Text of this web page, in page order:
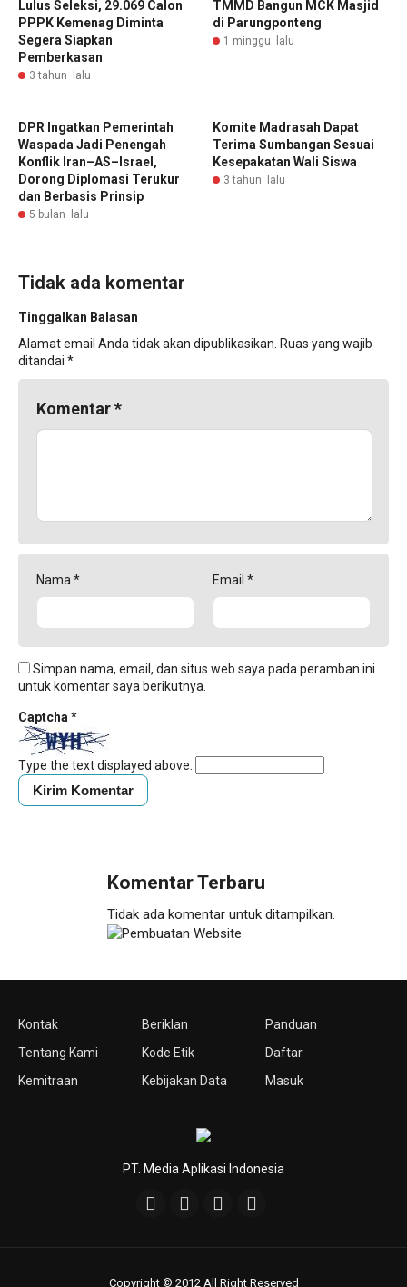
Lulus Seleksi, 29.069 Calon
PPPK Kemenag Diminta
Segera Siapkan
Pemberkasan
3 tahun lalu
TMMD Bangun MCK Masjid
di Parungponteng
1 minggu lalu
DPR Ingatkan Pemerintah
Waspada Jadi Penengah
Konflik Iran–AS–Israel,
Dorong Diplomasi Terukur
dan Berbasis Prinsip
5 bulan lalu
Komite Madrasah Dapat
Terima Sumbangan Sesuai
Kesepakatan Wali Siswa
3 tahun lalu
Tidak ada komentar
Tinggalkan Balasan
Alamat email Anda tidak akan dipublikasikan. Ruas yang wajib
ditandai *
Komentar*
Nama * Email *
Simpan nama, email, dan situs web saya pada peramban ini
untuk komentar saya berikutnya.
Captcha *
Type the text displayed above:
Komentar Terbaru
Tidak ada komentar untuk ditampilkan.
Kontak
Tentang Kami
Kemitraan
Beriklan
Kode Etik
Kebijakan Data
Panduan
Daftar
Masuk
PT. Media Aplikasi Indonesia
Copyright © 2012 All Right Reserved